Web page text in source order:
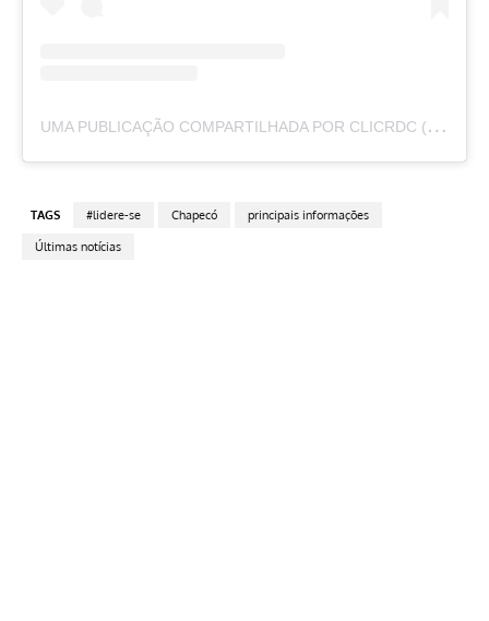
U
MA PUBLICAÇÃO COMPARTILHADA POR CLICRDC (@CLICRDC)
TAGS #lidere-se Chapecó principais informações
Últimas notícias